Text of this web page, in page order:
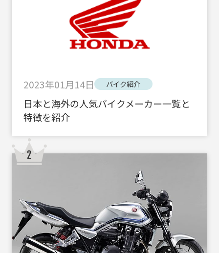
2023年01月14日 バイク紹介
日本と海外の人気バイクメーカー一覧と
特徴を紹介